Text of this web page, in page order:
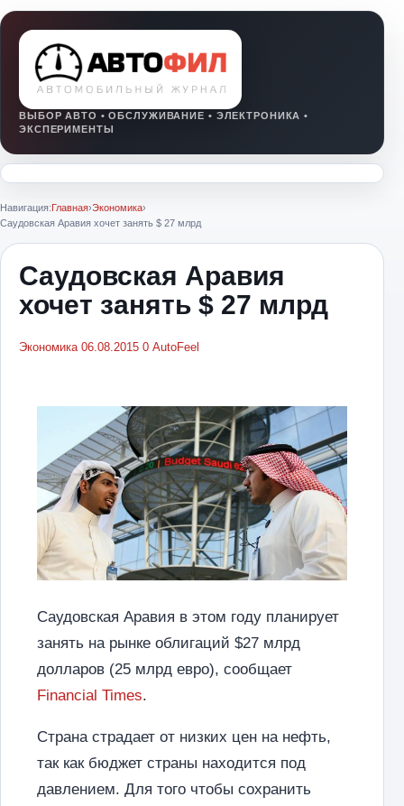
Навигация:Главная›Экономика›
Саудовская Аравия хочет занять $ 27 млрд
Саудовская Аравия
хочет занять $ 27 млрд
Экономика 06.08.2015 0 AutoFeel
Саудовская Аравия в этом году планирует
занять на рынке облигаций $27 млрд
долларов (25 млрд евро), сообщает
Financial Times.
Страна страдает от низких цен на нефть,
так как бюджет страны находится под
давлением. Для того чтобы сохранить